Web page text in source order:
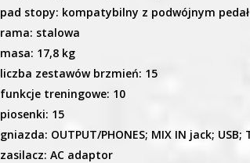
pad stopy: kompatybilny z podwójnym
rama: stalowa
masa: 17,8 kg
liczba zestawów brzmień: 15
funkcje treningowe: 10
piosenki: 15
gniazda: OUTPUT/PHONES; MIX IN jack;
zasilacz: AC adaptor